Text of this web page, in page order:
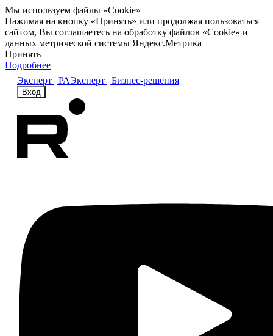
Мы используем файлы «Cookie»
Нажимая на кнопку «Принять» или продолжая пользоваться
сайтом, Вы соглашаетесь на обработку файлов «Cookie» и
данных метрической системы Яндекс.Метрика
Принять
Подробнее
Эксперт | РАЭксперт | Бизнес-решения
Вход